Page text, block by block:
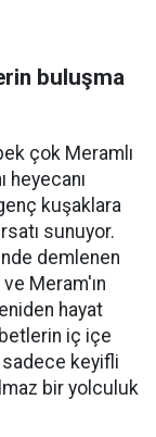
buluşma
çok Meramlı
heyecanı
kuşaklara
sunuyor.
demlenen
Meram'ın
hayat
iç içe
keyifli
bir yolculuk